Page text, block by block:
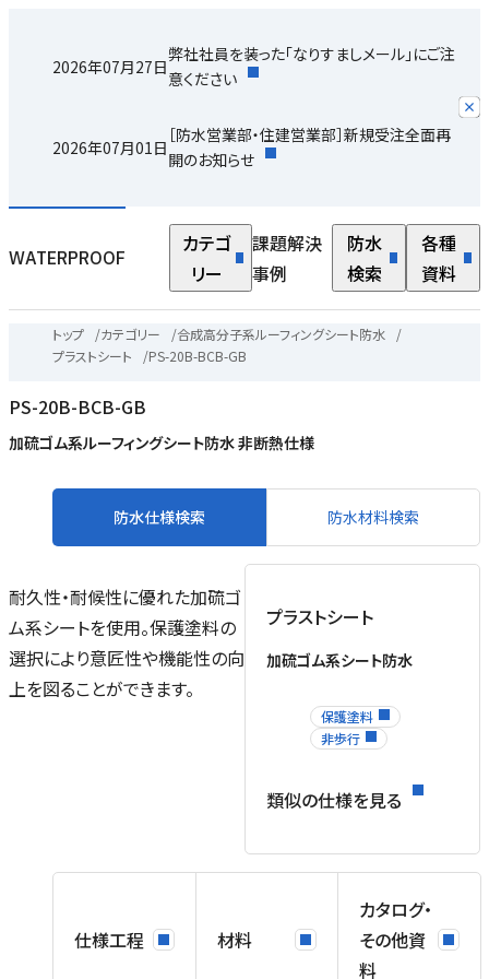
2026年07月27日
弊社社員を装った「なりすましメール」にご注
意ください
2026年07月01日
［防水営業部・住建営業部］新規受注全面再
開のお知らせ
WATERPROOF
カテゴ
リー
課題解決
事例
防水
検索
各種
資料
トップ /カテゴリー /合成高分子系ルーフィングシート防水
/
プラストシート
/PS-20B-BCB-GB
PS-20B-BCB-GB
加硫ゴム系ルーフィングシート防水 非断熱仕様
防水仕様検索 防水材料検索
耐久性・耐候性に優れた加硫ゴ
ム系シートを使用。保護塗料の
選択により意匠性や機能性の向
上を図ることができます。
プラストシート
加硫ゴム系シート防水
保護塗料
非歩行
類似の仕様を見る
仕様工程 材料
カタログ・
その他資
料